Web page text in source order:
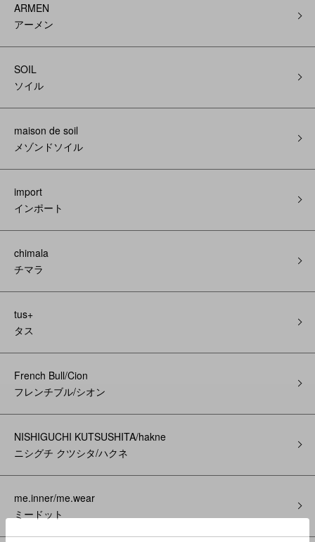
ARMEN
アーメン
SOIL
ソイル
maison de soil
メゾンドソイル
import
インポート
chimala
チマラ
tus+
タス
French Bull/Cion
フレンチブル/シオン
NISHIGUCHI KUTSUSHITA/hakne
ニシグチ クツシタ/ハクネ
me.inner/me.wear
ミードット